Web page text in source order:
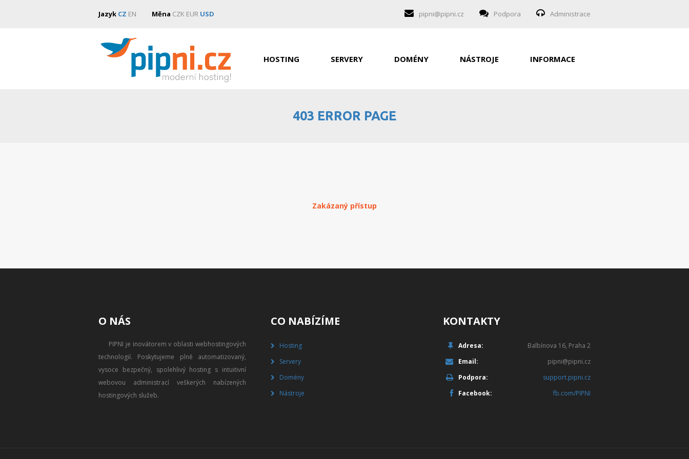
Jazyk CZ EN Měna CZK EUR USD pipni@pipni.cz Podpora Administrace
HOSTING SERVERY DOMÉNY NÁSTROJE INFORMACE
403 ERROR PAGE
Zakázaný přístup
O NÁS
PIPNI je inovátorem v oblasti webhostingových
technologií. Poskytujeme plně automatizovaný,
vysoce bezpečný, spolehlivý hosting s intuitivní
webovou administrací veškerých nabízených
hostingových služeb.
CO NABÍZÍME
Hosting
Servery
Domény
Nástroje
KONTAKTY
Adresa:
Balbínova 16, Praha 2
Email:
pipni@pipni.cz
Podpora:
support.pipni.cz
Facebook:
fb.com/PIPNI